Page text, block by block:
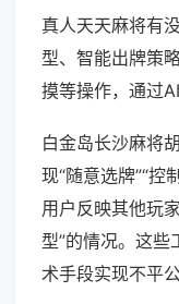
真人天天麻将有
型、智能出牌策
摸等操作，通过
白金岛长沙麻将
现“随意选牌”“控
用户反映其他玩
型”的情况。这
术手段实现不平公